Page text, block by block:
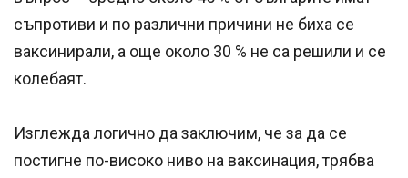
съпротиви и по различни причини не биха се
ваксинирали, а още около 30 % не са решили и се
колебаят.
Изглежда логично да заключим, че за да се
постигне по-високо ниво на ваксинация, трябва